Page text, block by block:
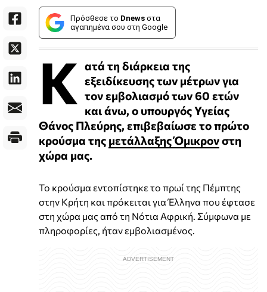
Πρόσθεσε το Dnews στα
αγαπημένα σου στη Google
Κ ατά τη διάρκεια της
εξειδίκευσης των μέτρων για
τον εμβολιασμό των 60 ετών
και άνω, ο υπουργός Υγείας
Θάνος Πλεύρης, επιβεβαίωσε το πρώτο
κρούσμα της μετάλλαξης Όμικρονστη
χώρα μας.
Το κρούσμα εντοπίστηκε το πρωί της Πέμπτης
στην Κρήτη και πρόκειται για Έλληνα που έφτασε
στη χώρα μας από τη Νότια Αφρική. Σύμφωνα με
πληροφορίες, ήταν εμβολιασμένος.